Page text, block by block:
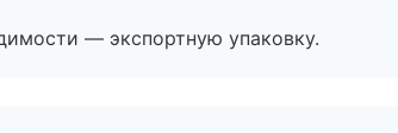
— экспортную упаковку.